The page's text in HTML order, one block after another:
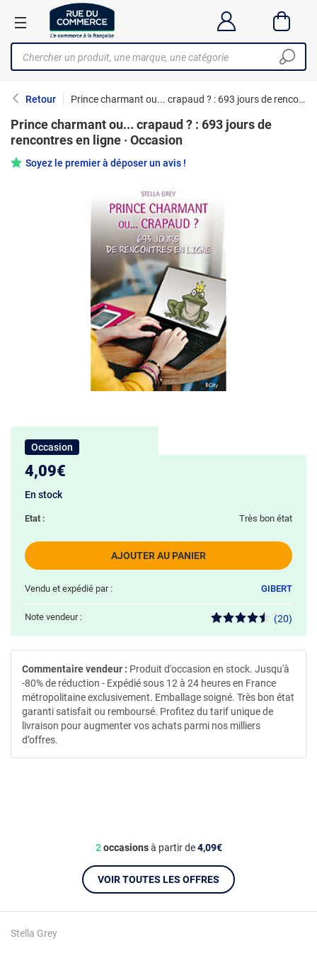
Retour Prince charmant ou... crapaud ? : 693 jours de rencontres en ligne · Occasion
Prince charmant ou... crapaud ? : 693 jours de
rencontres en ligne · Occasion
Soyez le premier à déposer un avis !
Stella Grey
Occasion
4,09€
AJOUTER AU PANIER
En stock
Etat : Très bon état
Vendu et expédié par : GIBERT
Note vendeur : (20)
2occasionsà partir de4,09€
VOIR TOUTES LES OFFRES
Commentaire vendeur : Produit d'occasion en stock. Jusqu'à
-80% de réduction - Expédié sous 12 à 24 heures en France
métropolitaine exclusivement. Emballage soigné. Très bon état
garanti satisfait ou remboursé. Profitez du tarif unique de
livraison pour augmenter vos achats parmi nos milliers
d’offres.